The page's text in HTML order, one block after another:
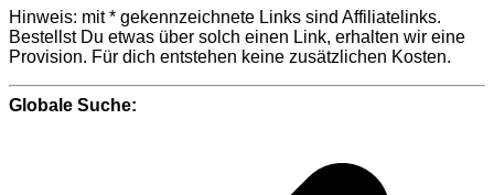
Hinweis: mit * gekennzeichnete Links sind Affiliatelinks.
Bestellst Du etwas über solch einen Link, erhalten wir eine
Provision. Für dich entstehen keine zusätzlichen Kosten.
Globale Suche: